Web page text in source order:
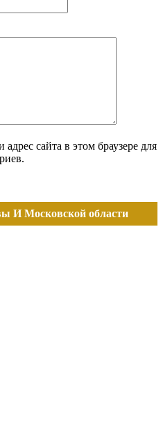
сайта в этом браузере для
И Московской области